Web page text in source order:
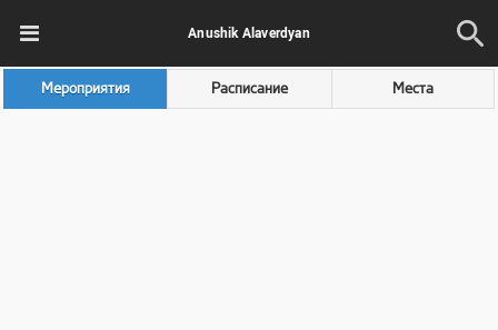
Anushik Alaverdyan
Мероприятия Расписание Места